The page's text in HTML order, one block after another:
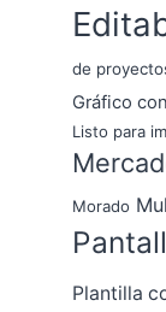
de
Gráfico
Listo para
Morado
Plantilla